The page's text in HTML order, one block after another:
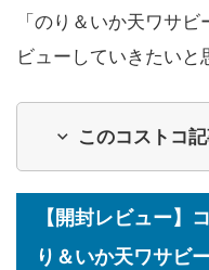
「のり＆いか天ワサ
ビューしていきたいと
このコストコ
【開封レビュー】
り＆いか天ワサビ